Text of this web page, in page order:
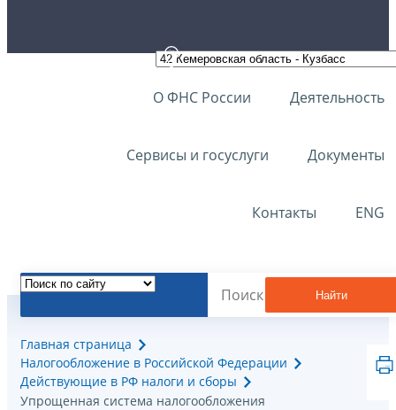
О ФНС России Деятельность
Сервисы и госуслуги Документы
Контакты ENG
Найти
Главная страница
Налогообложение в Российской Федерации
Действующие в РФ налоги и сборы
Упрощенная система налогообложения